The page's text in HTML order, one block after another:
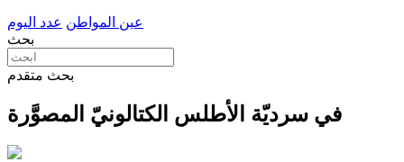
عين المواطن عدد اليوم
بحث
بحث متقدم
في سرديّة الأطلس الكتالونيّ المصوَّرة